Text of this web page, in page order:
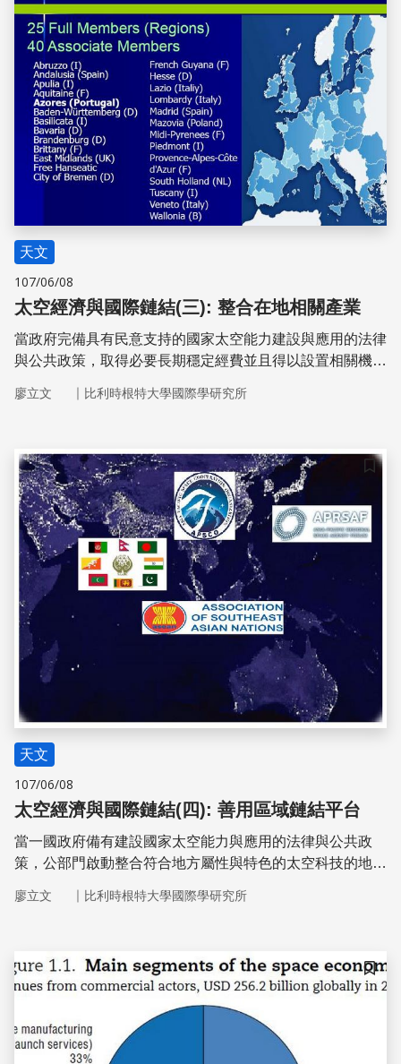
並期將國家發展太空能力的目標與項目，融入國際的太空發
展規範體系中，才能有效完成國家太空力量建設◦反之，會
產生太空產業缺乏他國支援關鍵技術或必要零件，自製衛星
跟發射火箭不合國際規範，或者
天文
107/06/08
太空經濟與國際鏈結(三): 整合在地相關產業
當政府完備具有民意支持的國家太空能力建設與應用的法律
與公共政策，取得必要長期穩定經費並且得以設置相關機構
一步。太空科技的研發與產業發展，具有技術性、創新性、
演確立並整合輔導發展各類性質及專長不同的地區型教育、
研發、生產、消費及社會應用的太空產業聚落的策畫與推手
角色，最後整合成虛擬的國家太空產業生態體系，衍伸足以
向外擴張的國家太空科研合作及經濟產業能力與能量。
廖立文 ｜ 比利時根特大學國際學研究所
儲存
天文
107/06/08
太空經濟與國際鏈結(四): 善用區域鏈結平台
當一國政府備有建設國家太空能力與應用的法律與公共政
策，公部門啟動整合符合地方屬性與特色的太空科技的地區
合出綜合性的國家太空產業生態體系後，續來的挑戰是如何
極對外推銷自製衛星及系統、技術設備及專業人員，開發全
球各地市場的太空經濟利益。的確，太空產業要進入全球市
場的首要門檻，是在技術層面要先通過地面設計實驗，在太
空環境實際測試，取得實際經驗及國際認證。而加入友善國
家所形成的區域分工及民生應用平台，又可以是一個有效與
廖立文 ｜ 比利時根特大學國際學研究所
儲存